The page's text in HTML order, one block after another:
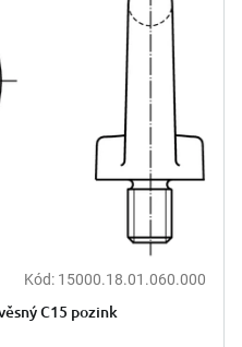
Kód: 15000.18.01.060.000
C15 pozink